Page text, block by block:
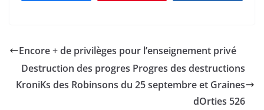
Encore + de privilèges pour l’enseignement privé
Destruction des progres Progres des destructions
KroniKs des Robinsons du 25 septembre et Graines
dOrties 526